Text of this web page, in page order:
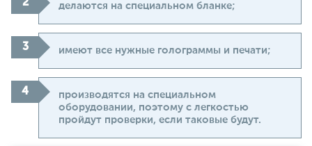
делаются на специальном бланке;
имеют все нужные голограммы и печати;
производятся на специальном
оборудовании, поэтому с легкостью
пройдут проверки, если таковые будут.